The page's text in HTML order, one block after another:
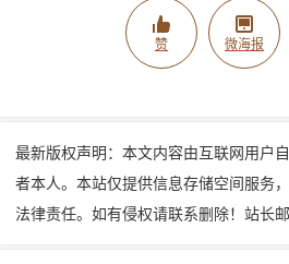
赞 微海报
最新版权声明：本文内容由互联网用户
者本人。本站仅提供信息存储空间服务
法律责任。如有侵权请联系删除！站长